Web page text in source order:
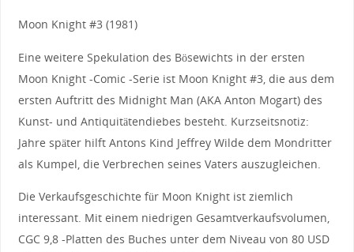
Moon Knight #3 (1981)
Eine weitere Spekulation des Bösewichts in der ersten
Moon Knight -Comic -Serie ist Moon Knight #3, die aus dem
ersten Auftritt des Midnight Man (AKA Anton Mogart) des
Kunst- und Antiquitätendiebes besteht. Kurzseitsnotiz:
Jahre später hilft Antons Kind Jeffrey Wilde dem Mondritter
als Kumpel, die Verbrechen seines Vaters auszugleichen.
Die Verkaufsgeschichte für Moon Knight ist ziemlich
interessant. Mit einem niedrigen Gesamtverkaufsvolumen,
CGC 9,8 -Platten des Buches unter dem Niveau von 80 USD